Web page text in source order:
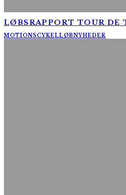
LØBSRAPPORT TOUR DE
MOTIONSCYKELLØBNYHEDER